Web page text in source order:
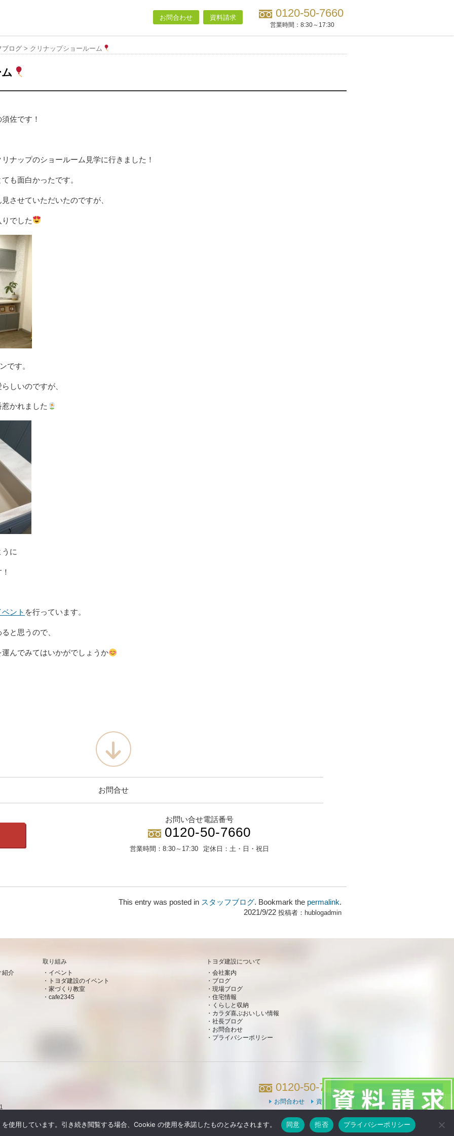
お問合わせ 資料請求 0120-50-7660
営業時間： 8:30～17:30
ブログ > クリナップショールーム
佐です！
ナップのショールーム見学に行きました！
も面白かったです。
させていただいたのですが、
でした
です。
しいのですが、
かれました
に
ント を行っています。
と思うので、
んでみてはいかがでしょうか
お問合せ
お問い合せ電話番号
0120-50-7660
営業時間：8:30～17:30 定休日：土・日・祝日
This entry was posted in スタッフブログ. Bookmark the permalink.
2021/9/22 投稿者： hublogadmin
紹介
取り組み
イベント
トヨダ建設のイベント
家づくり教室
cafe2345
トヨダ建設について
会社案内
ブログ
現場ブログ
住宅情報
くらしと収納
カラダ喜ぶおいしい情報
社長ブログ
お問合わせ
プライバシーポリシー
0120-50-7660
お問合わせ 資料請求
Powered by DJCOM Inc.
使用しています。引き続き閲覧する場合、Cookie の使用を承諾したものとみなされます。 同意 拒否 プライバシーポリシー